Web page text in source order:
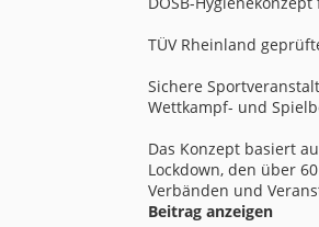
TÜV Rheinland
Sichere
Wettkampf- und
Das Konzept basiert
Lockdown, den über
Verbänden und
Beitrag anzeigen